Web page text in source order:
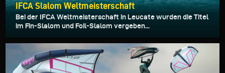
IFCA Slalom Weltmeisterschaft
Bei der IFCA Weltmeisterschaft in Leucate wurden die Titel
im Fin-Slalom und Foil-Slalom vergeben...